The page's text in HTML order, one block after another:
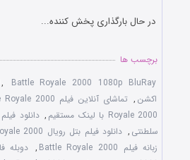
در حال بارگذاری پخش کننده...
برچسب ها
, Battle Royale 2000 1080p BluRay
اکشن , تماشای آنلاین فیلم Battle Royale 2000
Royale 2000 با لینک مستقیم
,
سلطنتی , دانلود فیلم بتل رویال Battle Royale 2000
زبانه فیلم Battle Royale 2000
,